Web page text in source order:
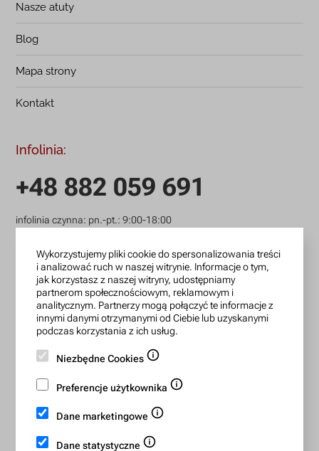
Nasze atuty
Blog
Mapa strony
Kontakt
Infolinia:
+48 882 059 691
infolinia czynna: pn.-pt.: 9:00-18:00
Pisząc w sprawie swojego zamówienia podaj w tytule
wiadomości numer, który otrzymałeś w potwierdzeniu.
Konto bankowe:
15 1140 2004 0000 3702 7470 6466
BIC/SWIFT: BREXPLPWMBK
Bezpieczne płatności:
Wykorzystujemy pliki cookie do spersonalizowania treści
i analizować ruch w naszej witrynie. Informacje o tym,
jak korzystasz z naszej witryny, udostępniamy
partnerom społecznościowym, reklamowym i
analitycznym. Partnerzy mogą połączyć te informacje z
innymi danymi otrzymanymi od Ciebie lub uzyskanymi
podczas korzystania z ich usług.
Niezbędne Cookies
Preferencje użytkownika
Dane marketingowe
Dane statystyczne